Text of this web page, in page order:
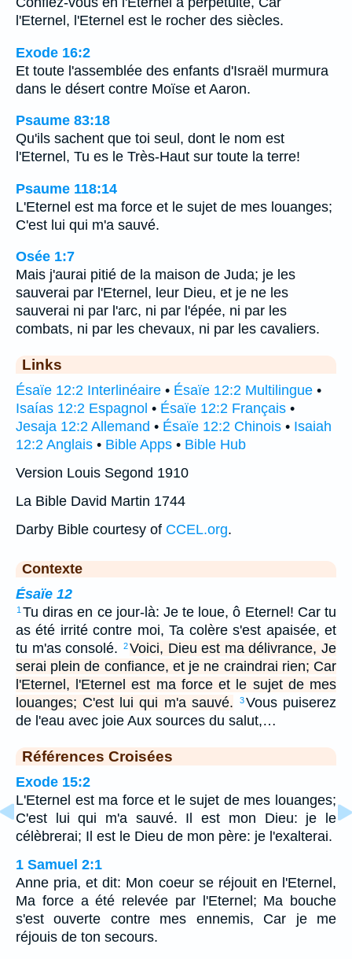
l'Eternel, l'Eternel est le rocher des siècles.
Exode 16:2
Et toute l'assemblée des enfants d'Israël murmura
dans le désert contre Moïse et Aaron.
Psaume 83:18
Qu'ils sachent que toi seul, dont le nom est
l'Eternel, Tu es le Très-Haut sur toute la terre!
Psaume 118:14
L'Eternel est ma force et le sujet de mes louanges;
C'est lui qui m'a sauvé.
Osée 1:7
Mais j'aurai pitié de la maison de Juda; je les
sauverai par l'Eternel, leur Dieu, et je ne les
sauverai ni par l'arc, ni par l'épée, ni par les
combats, ni par les chevaux, ni par les cavaliers.
Links
Ésaïe 12:2 Interlinéaire • Ésaïe 12:2 Multilingue •
Isaías 12:2 Espagnol • Ésaïe 12:2 Français •
Jesaja 12:2 Allemand • Ésaïe 12:2 Chinois • Isaiah
12:2 Anglais • Bible Apps • Bible Hub
Version Louis Segond 1910
La Bible David Martin 1744
Darby Bible courtesy of CCEL.org.
Contexte
Ésaïe 12
1 Tu diras en ce jour-là: Je te loue, ô Eternel! Car tu
as été irrité contre moi, Ta colère s'est apaisée, et
tu m'as consolé.
2Voici, Dieu est ma délivrance, Je
serai plein de confiance, et je ne craindrai rien; Car
l'Eternel, l'Eternel est ma force et le sujet de mes
louanges; C'est lui qui m'a sauvé.
3Vous puiserez
de l'eau avec joie Aux sources du salut,…
Références Croisées
Exode 15:2
L'Eternel est ma force et le sujet de mes louanges;
C'est lui qui m'a sauvé. Il est mon Dieu: je le
célèbrerai; Il est le Dieu de mon père: je l'exalterai.
1 Samuel 2:1
Anne pria, et dit: Mon coeur se réjouit en l'Eternel,
Ma force a été relevée par l'Eternel; Ma bouche
s'est ouverte contre mes ennemis, Car je me
réjouis de ton secours.